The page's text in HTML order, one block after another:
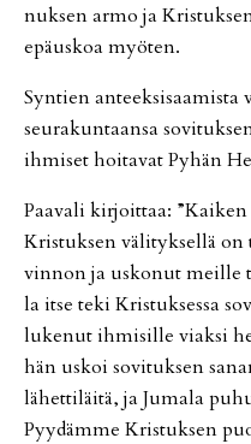
nuk­sen ar­mo ja
epä­us­koa myö­ten.
Syn­tien an­teek­si­saa­mis­ta
seu­ra­kun­taan­sa
ih­mi­set hoi­ta­vat Py­hän
Paa­va­li kir­joit­taa:
Kris­tuk­sen vä­li­tyk­sel­lä
vin­non ja us­ko­nut meil­le
la it­se teki Kris­tuk­ses­sa
lu­ke­nut ih­mi­sil­le vi­ak­si
hän us­koi so­vi­tuk­sen
lä­het­ti­läi­tä, ja Ju­ma­la
Pyy­däm­me Kris­tuk­sen